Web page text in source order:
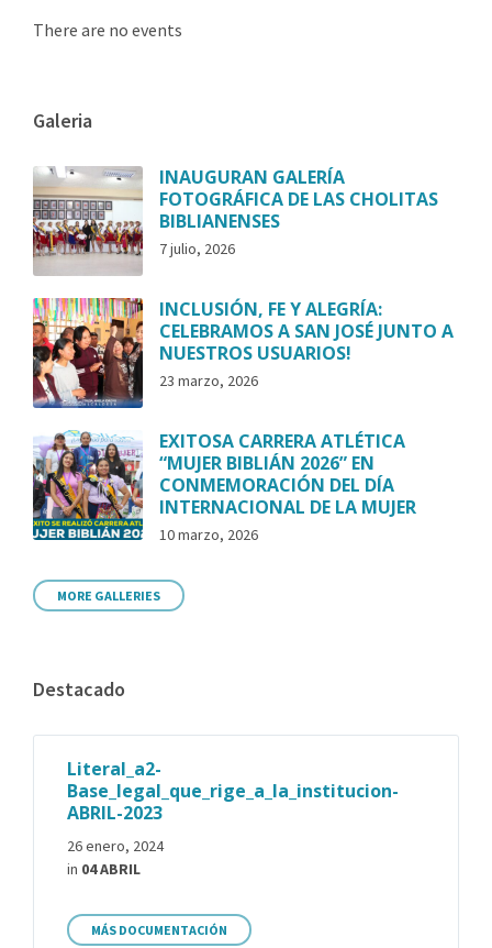
There are no events
Galeria
INAUGURAN GALERÍA
FOTOGRÁFICA DE LAS CHOLITAS
BIBLIANENSES
7 julio, 2026
INCLUSIÓN, FE Y ALEGRÍA:
CELEBRAMOS A SAN JOSÉ JUNTO A
NUESTROS USUARIOS!
23 marzo, 2026
EXITOSA CARRERA ATLÉTICA
“MUJER BIBLIÁN 2026” EN
CONMEMORACIÓN DEL DÍA
INTERNACIONAL DE LA MUJER
10 marzo, 2026
MORE GALLERIES
Destacado
Literal_a2-
Base_legal_que_rige_a_la_institucion-
ABRIL-2023
26 enero, 2024
in 04 ABRIL
MÁS DOCUMENTACIÓN